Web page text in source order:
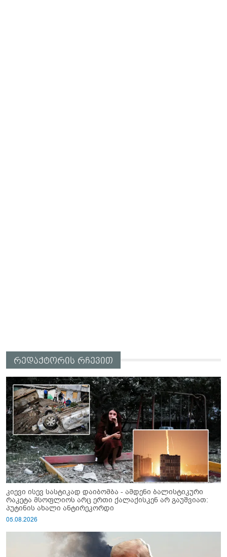
რედაქტორის რჩევით
კიევი ისევ სასტიკად დაიბომბა - ამდენი ბალისტიკური
რაკეტა მსოფლიოს არც ერთი ქალაქისკენ არ გაუშვიათ:
პუტინის ახალი ანტირეკორდი
05.08.2026